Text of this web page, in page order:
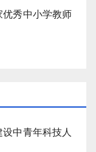
秀中小学教师
中青年科技人